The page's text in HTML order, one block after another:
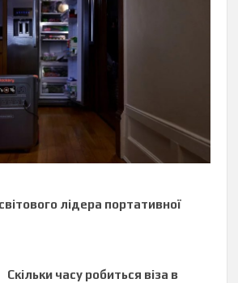
лідера портативної
Скільки часу робиться віза в